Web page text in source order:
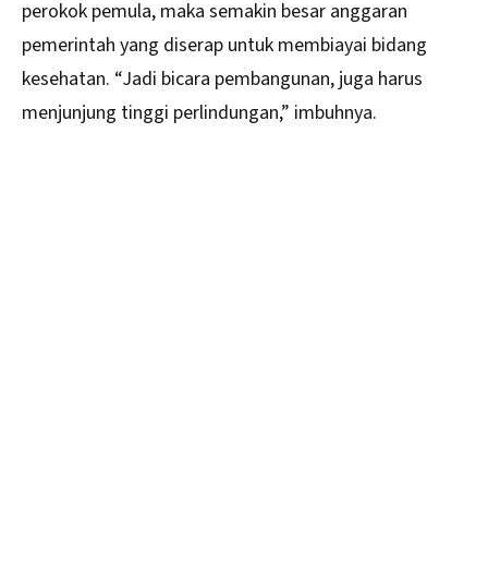
perokok pemula, maka semakin besar anggaran
pemerintah yang diserap untuk membiayai bidang
kesehatan. “Jadi bicara pembangunan, juga harus
menjunjung tinggi perlindungan,” imbuhnya.